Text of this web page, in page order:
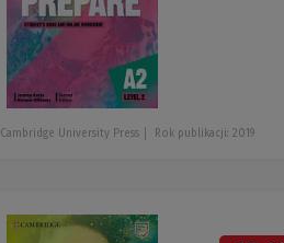
Cambridge University Press Rok publikacji: 2019